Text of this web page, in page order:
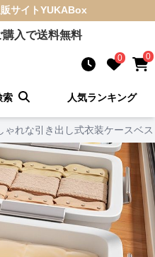
サイトYUKABox
入で送料無料
0 0
索 人気ランキング
ゃれな引き出し式衣装ケースベ